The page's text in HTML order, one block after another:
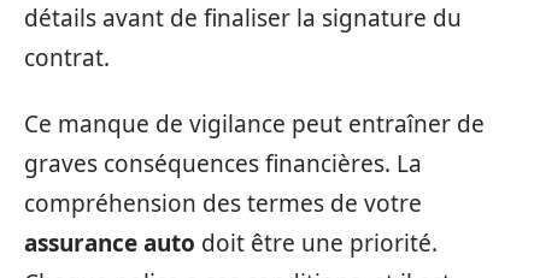
détails avant de finaliser la signature du
contrat.
Ce manque de vigilance peut entraîner de
graves conséquences financières. La
compréhension des termes de votre
assurance auto doit être une priorité.